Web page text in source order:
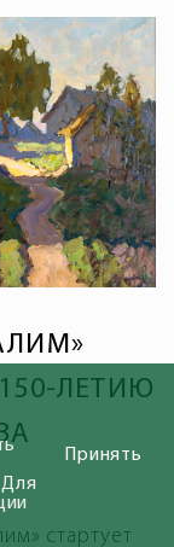
ЛЕТИЮ
стартует
Принять